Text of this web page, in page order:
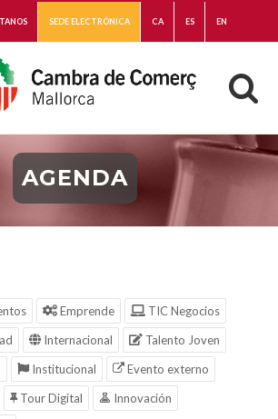
SEDE ELECTRÓNICA CA ES EN
AGENDA
Emprende
TIC Negocios
Internacional
Talento Joven
Institucional
Evento externo
Tour Digital
Innovación